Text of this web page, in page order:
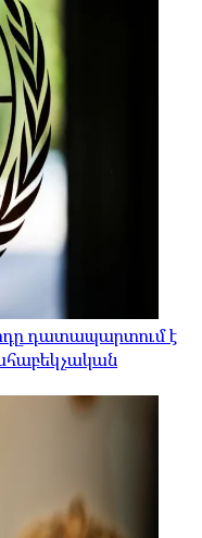
դատապարտում է